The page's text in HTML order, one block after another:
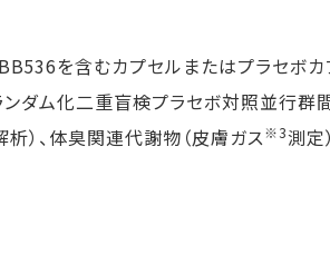
BB536を含むカプセルまたはプラセボ
ンダム化二重盲検プラセボ対照並行群
析）、体臭関連代謝物（皮膚ガス※3測定